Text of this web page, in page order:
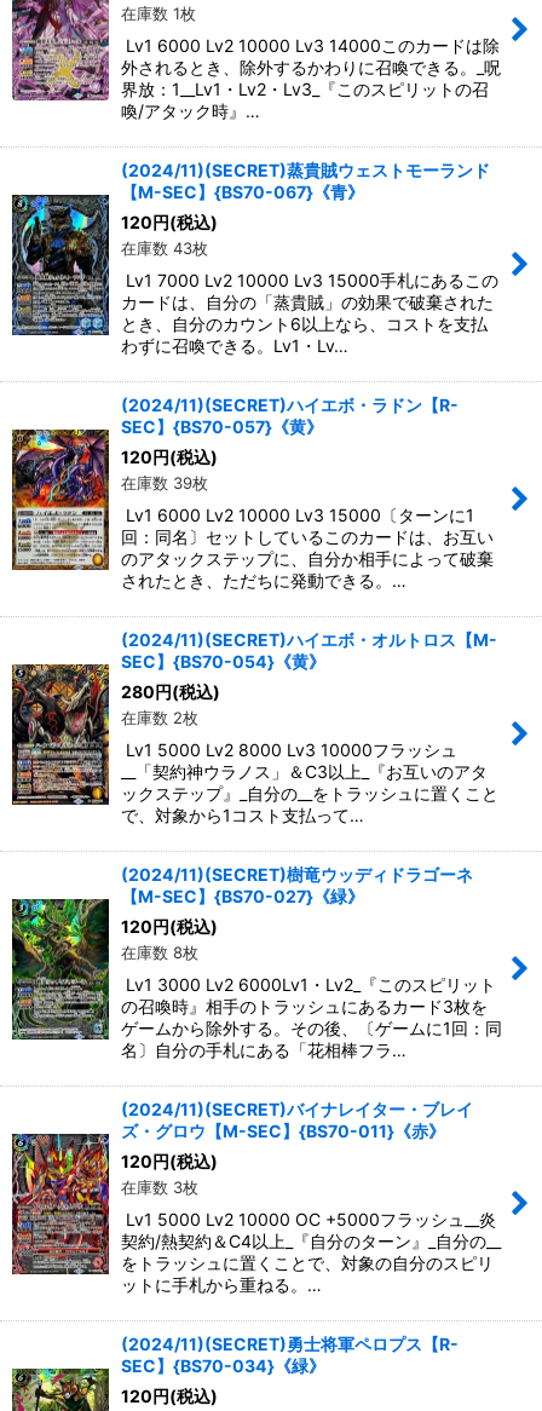
在庫数 1枚
Lv1 6000 Lv2 10000 Lv3 14000このカードは除
外されるとき、除外するかわりに召喚できる。_呪
界放：1__Lv1・Lv2・Lv3_『このスピリットの召
喚/アタック時』…
(2024/11)(SECRET)蒸貴賊ウェストモーランド
【M-SEC】{BS70-067}《青》
120 円(税込)
在庫数 43枚
Lv1 7000 Lv2 10000 Lv3 15000手札にあるこの
カードは、自分の「蒸貴賊」の効果で破棄された
とき、自分のカウント6以上なら、コストを支払
わずに召喚できる。Lv1・Lv…
(2024/11)(SECRET)ハイエボ・ラドン【R-
SEC】{BS70-057}《黄》
120 円(税込)
在庫数 39枚
Lv1 6000 Lv2 10000 Lv3 15000〔ターンに1
回：同名〕セットしているこのカードは、お互い
のアタックステップに、自分か相手によって破棄
されたとき、ただちに発動できる。…
(2024/11)(SECRET)ハイエボ・オルトロス【M-
SEC】{BS70-054}《黄》
280 円(税込)
在庫数 2枚
Lv1 5000 Lv2 8000 Lv3 10000フラッシュ
__「契約神ウラノス」＆C3以上_『お互いのアタ
ックステップ』_自分の__をトラッシュに置くこと
で、対象から1コスト支払って…
(2024/11)(SECRET)樹竜ウッディドラゴーネ
【M-SEC】{BS70-027}《緑》
120 円(税込)
在庫数 8枚
Lv1 3000 Lv2 6000Lv1・Lv2_『このスピリット
の召喚時』相手のトラッシュにあるカード3枚を
ゲームから除外する。その後、〔ゲームに1回：同
名〕自分の手札にある「花相棒フラ…
(2024/11)(SECRET)バイナレイター・ブレイ
ズ・グロウ【M-SEC】{BS70-011}《赤》
120 円(税込)
在庫数 3枚
Lv1 5000 Lv2 10000 OC +5000フラッシュ__炎
契約/熱契約＆C4以上_『自分のターン』_自分の__
をトラッシュに置くことで、対象の自分のスピリ
ットに手札から重ねる。…
(2024/11)(SECRET)勇士将軍ペロプス【R-
SEC】{BS70-034}《緑》
120 円(税込)